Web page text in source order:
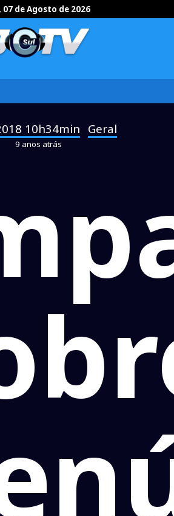
de Agosto de 2026
10h34min Geral
9 anos atrás